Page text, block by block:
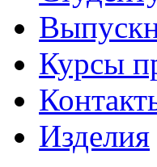
Курсы
Изделия